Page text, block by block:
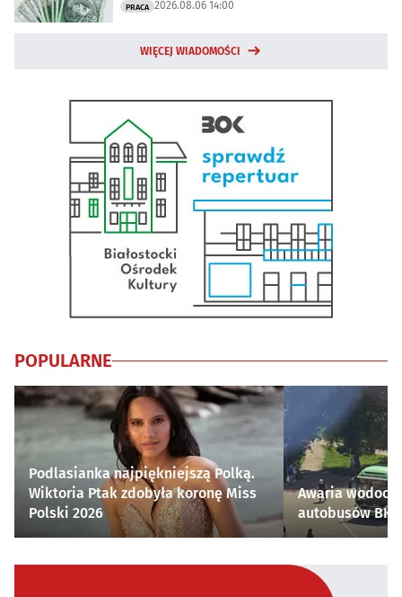
PRACA 2026.08.06 14:00
WIĘCEJ WIADOMOŚCI
POPULARNE
Podlasianka najpiękniejszą Polką.
Wiktoria Ptak zdobyła koronę Miss
Polski 2026
Awaria
autobusów